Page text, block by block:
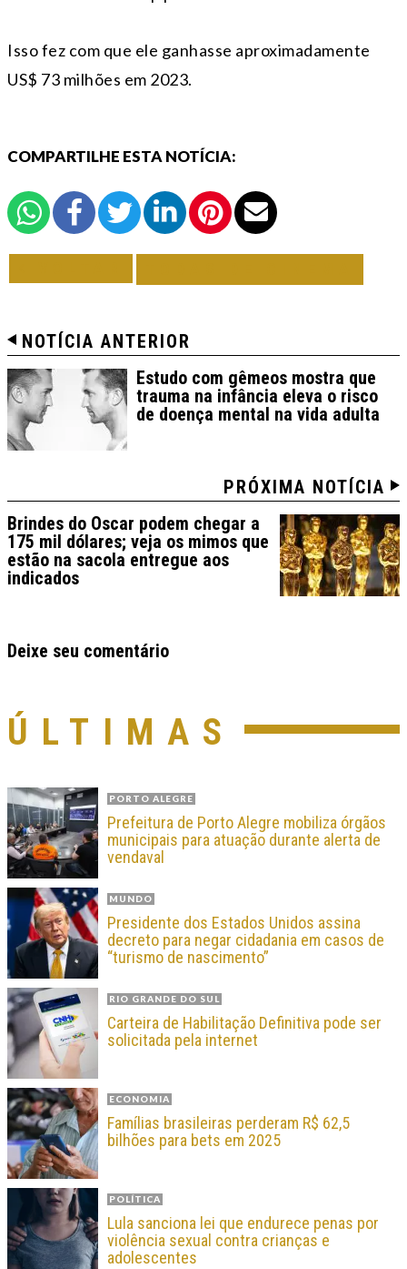
Isso fez com que ele ganhasse aproximadamente
US$ 73 milhões em 2023.
COMPARTILHE ESTA NOTÍCIA:
NOTÍCIA ANTERIOR
Estudo com gêmeos mostra que
trauma na infância eleva o risco
de doença mental na vida adulta
PRÓXIMA NOTÍCIA
Brindes do Oscar podem chegar a
175 mil dólares; veja os mimos que
estão na sacola entregue aos
indicados
Deixe seu comentário
ÚLTIMAS
PORTO ALEGRE
Prefeitura de Porto Alegre mobiliza órgãos
municipais para atuação durante alerta de
vendaval
MUNDO
Presidente dos Estados Unidos assina
decreto para negar cidadania em casos de
“turismo de nascimento”
RIO GRANDE DO SUL
Carteira de Habilitação Definitiva pode ser
solicitada pela internet
ECONOMIA
Famílias brasileiras perderam R$ 62,5
bilhões para bets em 2025
POLÍTICA
Lula sanciona lei que endurece penas por
violência sexual contra crianças e
adolescentes